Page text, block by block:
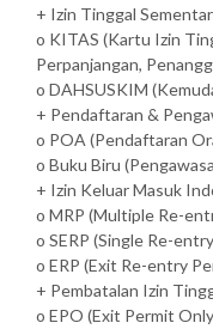
+ Izin Tinggal
o KITAS (Kartu Izin
Perpanjangan,
o DAHSUSKIM
+ Pendaftaran &
o POA (Pendaftaran
o Buku Biru
+ Izin Keluar Masuk
o MRP (Multiple Re-
o SERP (Single Re-
o ERP (Exit Re-entry
+ Pembatalan Izin
o EPO (Exit Permit